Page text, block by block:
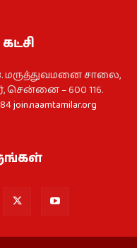
மருத்துவமனை சாலை,
சென்னை – 600 116.
join.naamtamilar.org